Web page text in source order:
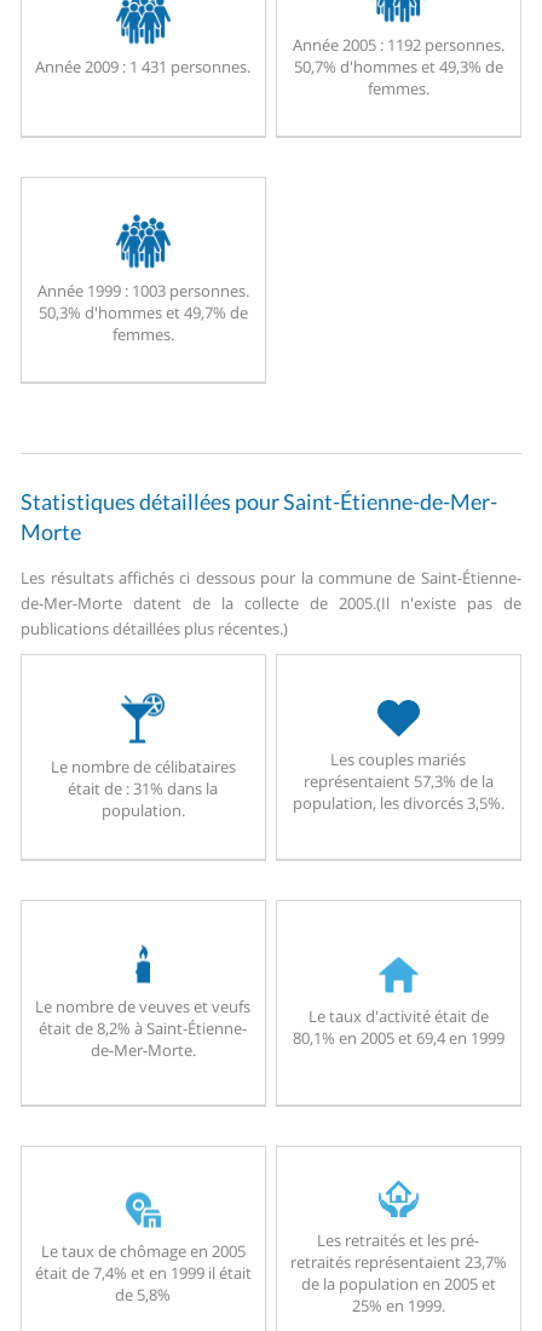
Année 2009 : 1 431 personnes.
Année 2005 :1192 personnes.
50,7% d'hommes et 49,3% de
femmes.
Année 1999 :1003 personnes.
50,3% d'hommes et 49,7% de
femmes.
Statistiques détaillées pour Saint-Étienne-de-Mer-
Morte
Les résultats affichés ci dessous pour la commune de Saint-Étienne-
de-Mer-Morte datent de la collecte de 2005.(Il n'existe pas de
publications détaillées plus récentes.)
Le nombre de célibataires
était de : 31% dans la
population.
Les couples mariés
représentaient 57,3% de la
population, les divorcés 3,5%.
Le nombre de veuves et veufs
était de 8,2% à Saint-Étienne-
de-Mer-Morte.
Le taux d'activité était de
80,1% en 2005 et 69,4 en 1999
Le taux de chômage en 2005
était de 7,4% et en 1999 il était
de 5,8%
Les retraités et les pré-
retraités représentaient 23,7%
de la population en 2005 et
25% en 1999.